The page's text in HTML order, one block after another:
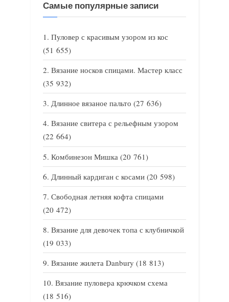
Самые популярные записи
Пуловер с красивым узором из кос
(51 655)
Вязание носков спицами. Мастер класс
(35 932)
Длинное вязаное пальто (27 636)
Вязание свитера с рельефным узором
(22 664)
Комбинезон Мишка (20 761)
Длинный кардиган с косами (20 598)
Свободная летняя кофта спицами
(20 472)
Вязание для девочек топа с клубничкой
(19 033)
Вязание жилета Danbury (18 813)
Вязание пуловера крючком схема
(18 516)